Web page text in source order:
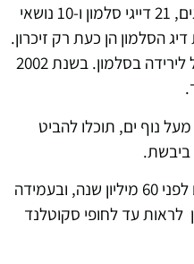
במאה ה-19 עבדו יותר מ-80 דייגים, 21 דייגי סלמון ו-10 נושאי
הסלמון הן כעת רק זיכרון.
לחץ הדיג בים וזיהום נהרות הוביל לירידה בסלמון. בשנת 2002
של 30 מטרים מעל נוף ים, תוכלו להביט
ביבשת.
האי נוצר על ידי אירוע געשי אלים לפני 60 מיליון שנה, ובעמידה
לראות עד לחופי סקוטלנד